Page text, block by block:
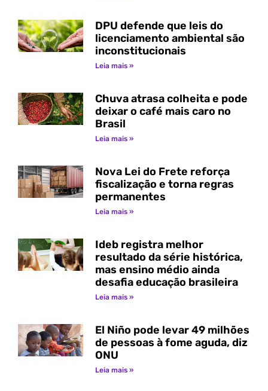
DPU defende que leis do
licenciamento ambiental são
inconstitucionais
Leia mais »
Chuva atrasa colheita e pode
deixar o café mais caro no
Brasil
Leia mais »
Nova Lei do Frete reforça
fiscalização e torna regras
permanentes
Leia mais »
Ideb registra melhor
resultado da série histórica,
mas ensino médio ainda
desafia educação brasileira
Leia mais »
El Niño pode levar 49 milhões
de pessoas à fome aguda, diz
ONU
Leia mais »